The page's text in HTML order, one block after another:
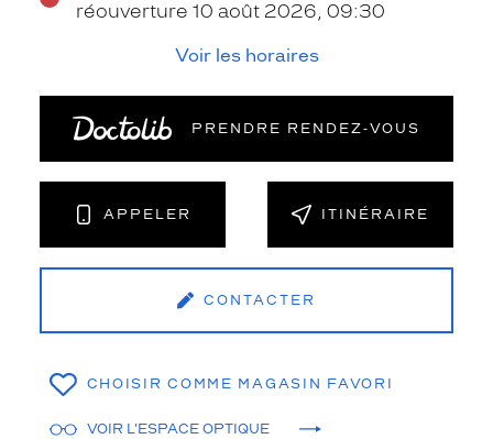
réouverture 10 août 2026, 09:30
Voir les horaires
PRENDRE RENDEZ‑VOUS
APPELER ITINÉRAIRE
CONTACTER
CHOISIR COMME MAGASIN FAVORI
VOIR L'ESPACE OPTIQUE